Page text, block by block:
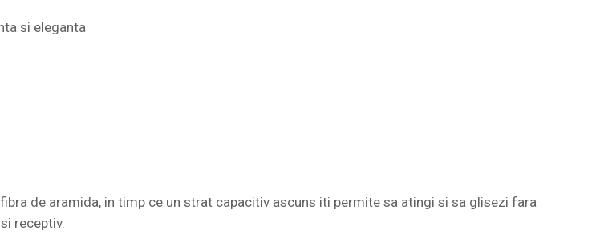
si eleganta
de aramida, in timp ce un strat capacitiv ascuns iti permite sa atingi si sa glisezi fara
receptiv.